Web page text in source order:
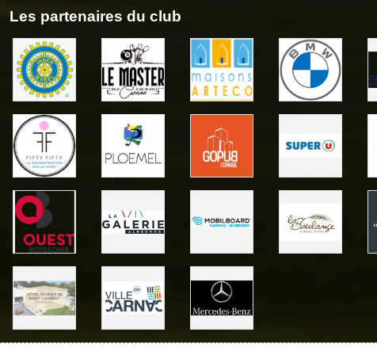
Les partenaires du club